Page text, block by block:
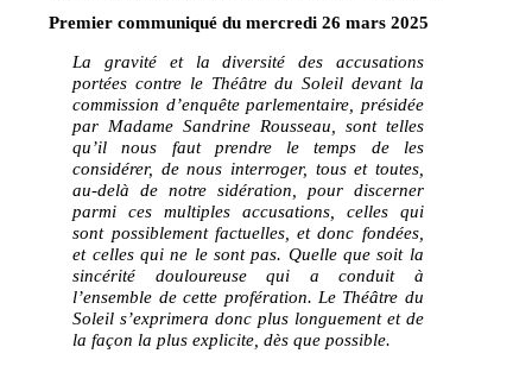
Premier communiqué du mercredi 26 mars 2025
La gravité et la diversité des accusations
portées contre le Théâtre du Soleil devant la
commission d’enquête parlementaire, présidée
par Madame Sandrine Rousseau, sont telles
qu’il nous faut prendre le temps de les
considérer, de nous interroger, tous et toutes,
au-delà de notre sidération, pour discerner
parmi ces multiples accusations, celles qui
sont possiblement factuelles, et donc fondées,
et celles qui ne le sont pas. Quelle que soit la
sincérité douloureuse qui a conduit à
l’ensemble de cette profération. Le Théâtre du
Soleil s’exprimera donc plus longuement et de
la façon la plus explicite, dès que possible.